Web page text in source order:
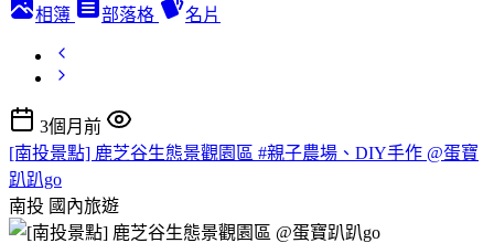
相簿 部落格 名片
3個月前
[南投景點] 鹿芝谷生態景觀園區 #親子農場、DIY手作 @蛋寶
趴趴go
南投 國內旅遊